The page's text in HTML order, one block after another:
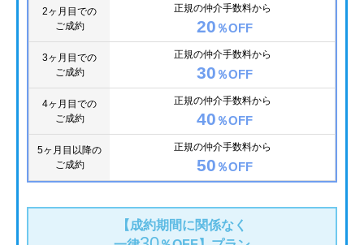
2ヶ月目での
ご成約
正規の仲介手数料から
20 ％OFF
3ヶ月目での
ご成約
正規の仲介手数料から
30 ％OFF
4ヶ月目での
ご成約
正規の仲介手数料から
40 ％OFF
5ヶ月目以降の
ご成約
正規の仲介手数料から
50 ％OFF
【成約期間に関係なく